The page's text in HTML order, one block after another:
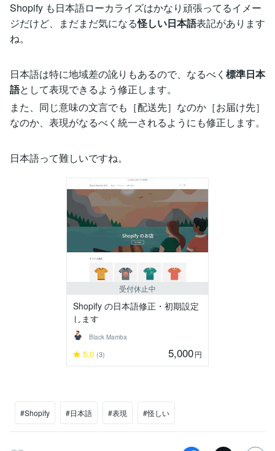
Shopify も日本語ローカライズはかなり頑張ってるイメー
ジだけど、まだまだ気になる怪しい日本語表記があります
ね。
日本語は特に地域差の訛りもあるので、なるべく 標準日本
語として表現できるよう修正します。
また、同じ意味の文言でも［配送先］なのか［お届け先］
なのか、表現がなるべく統一されるようにも修正します。
日本語って難しいですね。
受付休止中
Shopify の日本語修正・初期設定
します
Black Mamba
5.0 (3) 5,000円
#Shopify #日本語 #表現 #怪しい